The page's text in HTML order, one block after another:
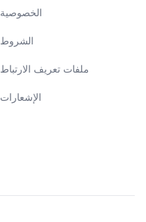
الخصوصية
الشروط
ملفات تعريف الارتباط
الإشعارات